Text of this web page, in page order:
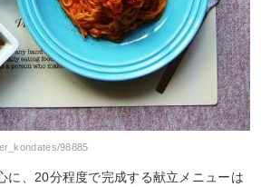
98885
に、20分程度で完成する献立メニューは